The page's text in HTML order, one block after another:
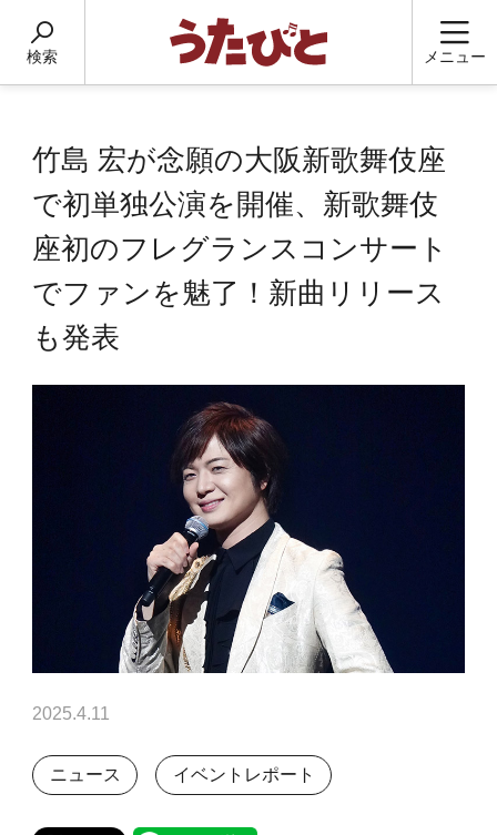
検索 メニュー
竹島 宏が念願の大阪新歌舞伎座
で初単独公演を開催、新歌舞伎
座初のフレグランスコンサート
でファンを魅了！新曲リリース
も発表
2025.4.11
ニュース イベントレポート